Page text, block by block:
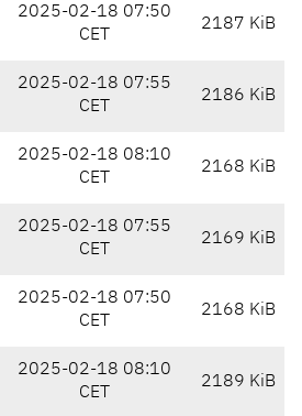
2025-02-18 07:50
CET
2187 KiB
2025-02-18 07:55
CET
2186 KiB
2025-02-18 08:10
CET
2168 KiB
2025-02-18 07:55
CET
2169 KiB
2025-02-18 07:50
CET
2168 KiB
2025-02-18 08:10
CET
2189 KiB